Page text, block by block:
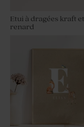
Etui à dragées kraft et
renard